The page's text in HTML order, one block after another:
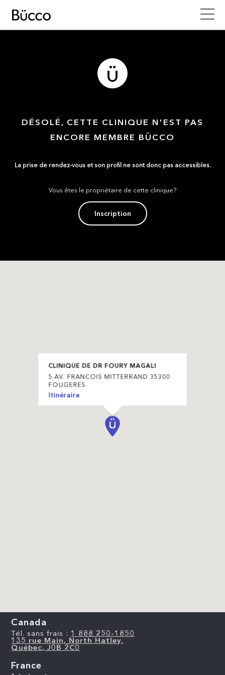
DÉSOLÉ, CETTE CLINIQUE N'EST PAS
ENCORE MEMBRE BÜCCO
La prise de rendez-vous et son profil ne sont donc pas accessibles.
Vous êtes le propriétaire de cette clinique?
Inscription
CLINIQUE DE DR FOURY MAGALI
5 AV. FRANCOIS MITTERRAND 35300
FOUGERES
Itinéraire
Canada
Tél. sans frais : 1 888 250-1850
135 rue Main, North Hatley,
Québec, J0B 2C0
France